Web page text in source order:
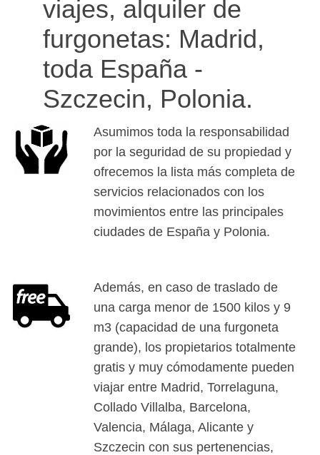
viajes, alquiler de
furgonetas: Madrid,
toda España -
Szczecin, Polonia.
Asumimos toda la responsabilidad
por la seguridad de su propiedad y
ofrecemos la lista más completa de
servicios relacionados con los
movimientos entre las principales
ciudades de España y Polonia.
Además, en caso de traslado de
una carga menor de 1500 kilos y 9
m3 (capacidad de una furgoneta
grande), los propietarios totalmente
gratis y muy cómodamente pueden
viajar entre Madrid, Torrelaguna,
Collado Villalba, Barcelona,
Valencia, Málaga, Alicante y
Szczecin con sus pertenencias,